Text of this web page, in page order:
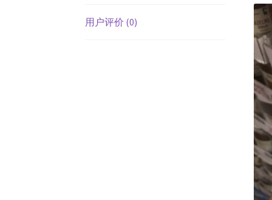
用户评价 (0)